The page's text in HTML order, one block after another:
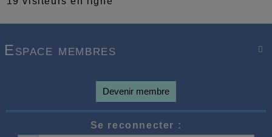

Espace membres
Devenir membre
Se reconnecter :